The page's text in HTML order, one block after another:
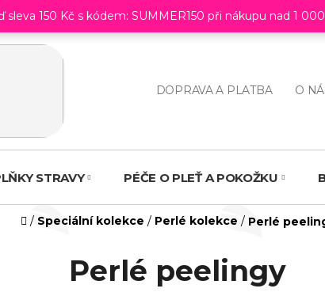
sleva 150 Kč s kódem: SUMMER150 při nákupu nad 1
DOPRAVA A PLATBA O
STRAVY PÉČE O PLEŤ A POKOŽKU
Domů
/ Speciální kolekce / Perlé kolekce / Perlé
Perlé peelingy